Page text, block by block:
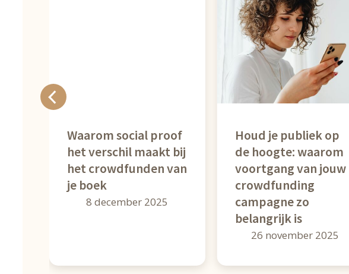
Waarom social proof
het verschil maakt bij
het crowdfunden van
je boek
8 december 2025
Houd je publiek op
de hoogte: waarom
voortgang van jouw
crowdfunding
campagne zo
belangrijk is
26 november 2025